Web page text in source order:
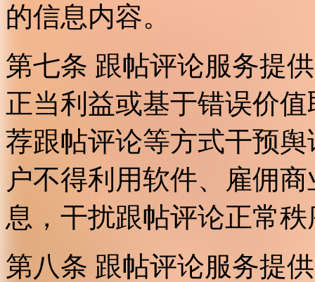
的信息内容。
第七条 跟帖评论服务提
正当利益或基于错误价
荐跟帖评论等方式干预
户不得利用软件、雇佣
息，干扰跟帖评论正常
第八条 跟帖评论服务提